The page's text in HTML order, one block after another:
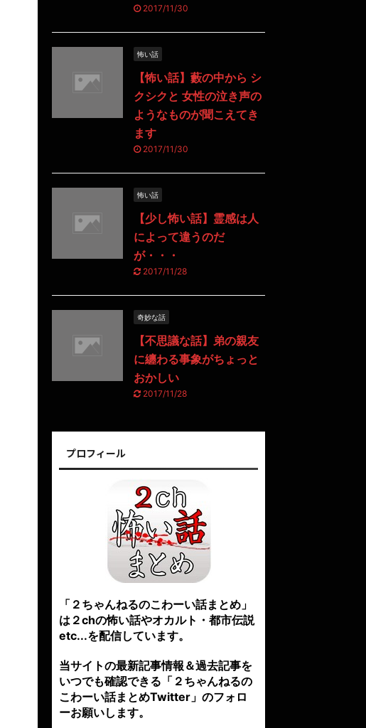
2017/11/30
怖い話
【怖い話】藪の中から シ
クシクと 女性の泣き声の
ようなものが聞こえてき
ます
2017/11/30
怖い話
【少し怖い話】霊感は人
によって違うのだ
が・・・
2017/11/28
奇妙な話
【不思議な話】弟の親友
に纏わる事象がちょっと
おかしい
2017/11/28
プロフィール
「２ちゃんねるのこわーい話まとめ」
は２chの怖い話やオカルト・都市伝説
etc...を配信しています。
当サイトの最新記事情報＆過去記事を
いつでも確認できる「２ちゃんねるの
こわーい話まとめTwitter」のフォロ
ーお願いします。